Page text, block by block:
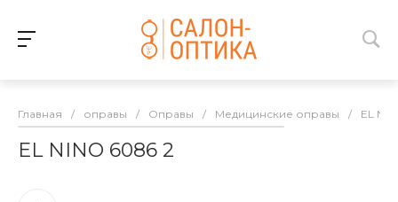
Главная / оправы / Оправы / Медицинские оправы / EL
EL NINO 6086 2